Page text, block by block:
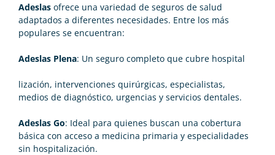
Adeslas ofrece una variedad de seguros de salud
adaptados a diferentes necesidades. Entre los más
populares se encuentran:
Adeslas Plena: Un seguro completo que cubre hospital
lización, intervenciones quirúrgicas, especialistas,
medios de diagnóstico, urgencias y servicios dentales.
Adeslas Go: Ideal para quienes buscan una cobertura
básica con acceso a medicina primaria y especialidades
sin hospitalización.